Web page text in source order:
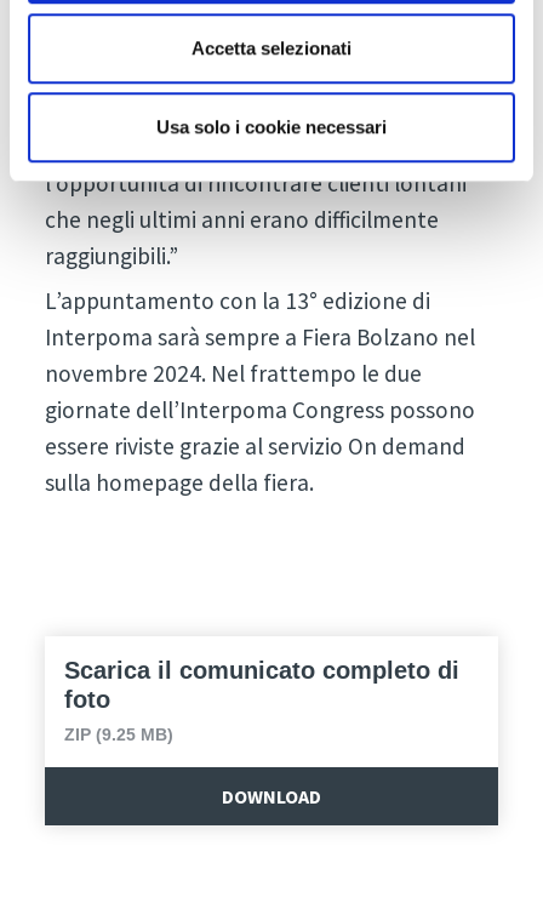
Accetta selezionati
Usa solo i cookie necessari
cresciuta e cambiata l’azienda e per
l’opportunità di rincontrare clienti lontani
che negli ultimi anni erano difficilmente
raggiungibili.”
L’appuntamento con la 13° edizione di
Interpoma sarà sempre a Fiera Bolzano nel
novembre 2024. Nel frattempo le due
giornate dell’Interpoma Congress possono
essere riviste grazie al servizio On demand
sulla homepage della fiera.
Scarica il comunicato completo di
foto
ZIP (9.25 MB)
DOWNLOAD